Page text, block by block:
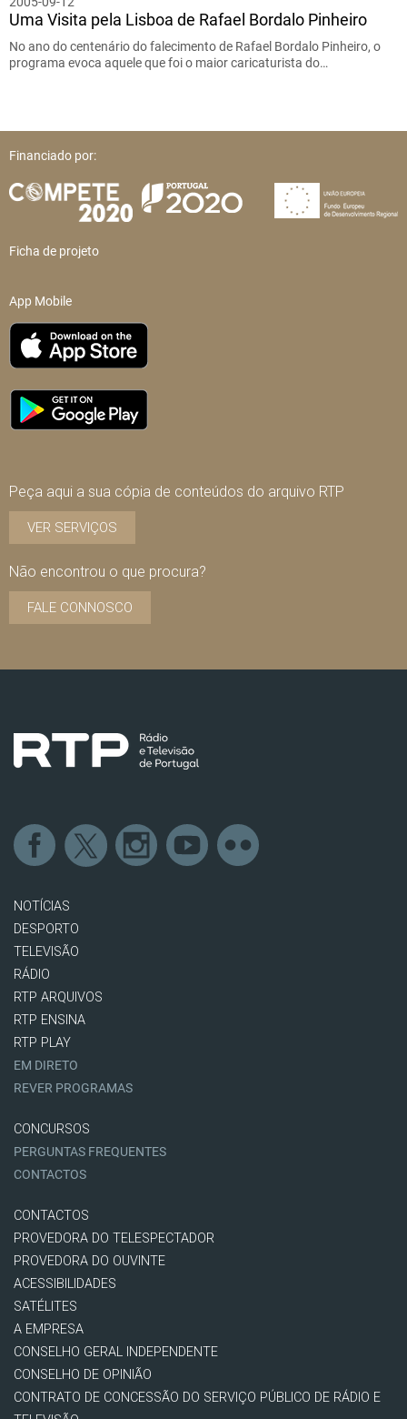
Uma Visita pela Lisboa de Rafael Bordalo Pinheiro
No ano do centenário do falecimento de Rafael Bordalo Pinheiro, o
programa evoca aquele que foi o maior caricaturista do…
Financiado por:
Ficha de projeto
App Mobile
Peça aqui a sua cópia de conteúdos do arquivo RTP
VER SERVIÇOS
Não encontrou o que procura?
FALE CONNOSCO
NOTÍCIAS
DESPORTO
TELEVISÃO
RÁDIO
RTP ARQUIVOS
RTP ENSINA
RTP PLAY
EM DIRETO
REVER PROGRAMAS
CONCURSOS
PERGUNTAS FREQUENTES
CONTACTOS
CONTACTOS
PROVEDORA DO TELESPECTADOR
PROVEDORA DO OUVINTE
ACESSIBILIDADES
SATÉLITES
A EMPRESA
CONSELHO GERAL INDEPENDENTE
CONSELHO DE OPINIÃO
CONTRATO DE CONCESSÃO DO SERVIÇO PÚBLICO DE RÁDIO E